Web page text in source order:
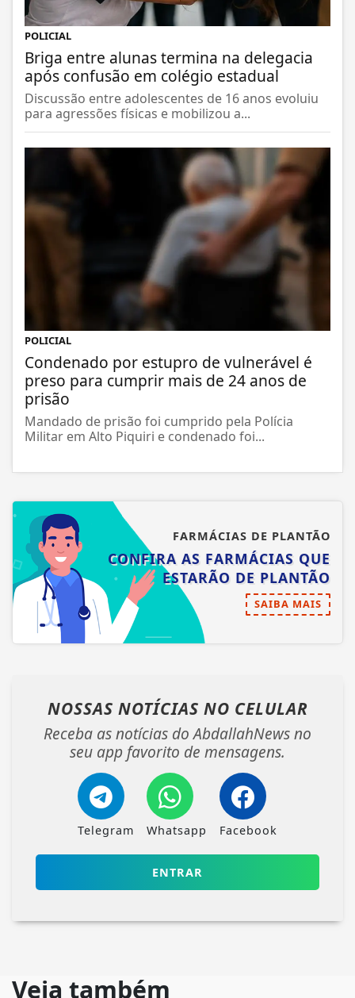
POLICIAL
Briga entre alunas termina na delegacia
após confusão em colégio estadual
Discussão entre adolescentes de 16 anos evoluiu
para agressões físicas e mobilizou a...
POLICIAL
Condenado por estupro de vulnerável é
preso para cumprir mais de 24 anos de
prisão
Mandado de prisão foi cumprido pela Polícia
Militar em Alto Piquiri e condenado foi...
FARMÁCIAS DE PLANTÃO
CONFIRA AS FARMÁCIAS QUE
ESTARÃO DE PLANTÃO
SAIBA MAIS
NOSSAS NOTÍCIAS NO CELULAR
Receba as notícias do AbdallahNews no
seu app favorito de mensagens.
Telegram Whatsapp Facebook
ENTRAR
Veja também